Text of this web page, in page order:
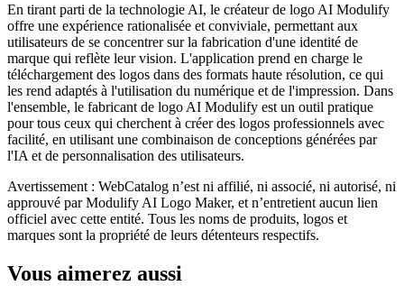
En tirant parti de la technologie AI, le créateur de logo AI Modulify
offre une expérience rationalisée et conviviale, permettant aux
utilisateurs de se concentrer sur la fabrication d'une identité de
marque qui reflète leur vision. L'application prend en charge le
téléchargement des logos dans des formats haute résolution, ce qui
les rend adaptés à l'utilisation du numérique et de l'impression. Dans
l'ensemble, le fabricant de logo AI Modulify est un outil pratique
pour tous ceux qui cherchent à créer des logos professionnels avec
facilité, en utilisant une combinaison de conceptions générées par
l'IA et de personnalisation des utilisateurs.
Avertissement : WebCatalog n’est ni affilié, ni associé, ni autorisé, ni
approuvé par Modulify AI Logo Maker, et n’entretient aucun lien
officiel avec cette entité. Tous les noms de produits, logos et
marques sont la propriété de leurs détenteurs respectifs.
Vous aimerez aussi